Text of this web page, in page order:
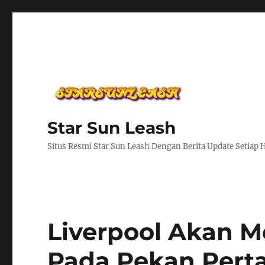
Star Sun Leash
Situs Resmi Star Sun Leash Dengan Berita Update Setiap
Liverpool Akan